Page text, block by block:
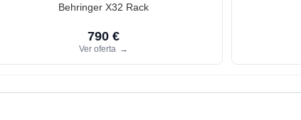
Behringer X32 Rack
790 €
Ver oferta →